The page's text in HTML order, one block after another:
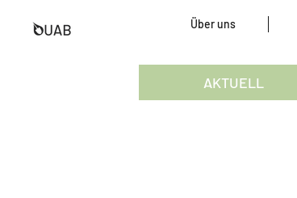
Über uns
AKTUELL